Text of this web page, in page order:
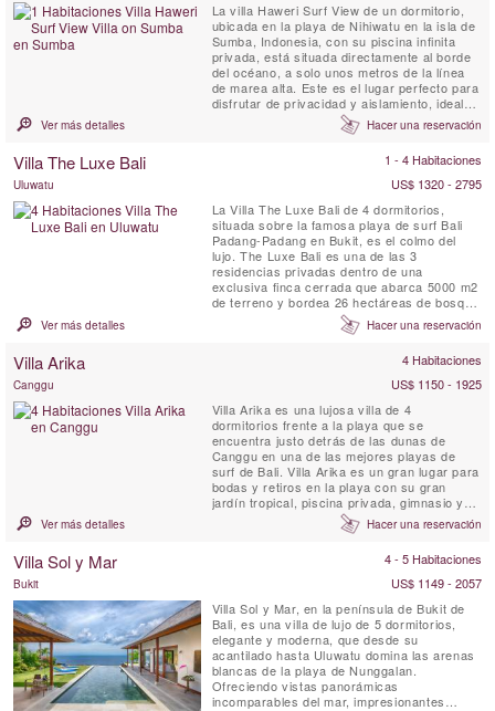
La villa Haweri Surf View de un dormitorio,
ubicada en la playa de Nihiwatu en la isla de
Sumba, Indonesia, con su piscina infinita
privada, está situada directamente al borde
del océano, a solo unos metros de la línea
de marea alta. Este es el lugar perfecto para
disfrutar de privacidad y aislamiento, ideal
para una escapada romántica o una luna de
miel. Desde aquí, tendrás una vista directa
Left", de los 2,5 km de arena blanca de ...
Ver más detalles Hacer una reservación
Villa The Luxe Bali 1 - 4 Habitaciones
Uluwatu
US$ 1320 - 2795
La Villa The Luxe Bali de 4 dormitorios,
situada sobre la famosa playa de surf Bali
Padang-Padang en Bukit, es el colmo del
lujo. The Luxe Bali es una de las 3
residencias privadas dentro de una
exclusiva finca cerrada que abarca 5000 m2
de terreno y bordea 26 hectáreas de bosque
virgen. Ubicada en lo alto de uno de los
mejores acantilados de Bali, la villa ofrece
de abajo, la costa de Kuta y Seminyak a lo
lejos y el majestuoso volcán ...
Ver más detalles Hacer una reservación
Villa Arika 4 Habitaciones
Canggu
US$ 1150 - 1925
Villa Arika es una lujosa villa de 4
dormitorios frente a la playa que se
encuentra justo detrás de las dunas de
Canggu en una de las mejores playas de
surf de Bali. Villa Arika es un gran lugar para
bodas y retiros en la playa con su gran
jardín tropical, piscina privada, gimnasio y
personal a tiempo completo. Esta lujosa villa
de playa ofrece vistas del Bukit de Bali al
terrazas de arroz y una serie de
promontorios, el más cercano de ...
Ver más detalles Hacer una reservación
Villa Sol y Mar 4 - 5 Habitaciones
Bukit
US$ 1149 - 2057
Villa Sol y Mar, en la península de Bukit de
Bali, es una villa de lujo de 5 dormitorios,
elegante y moderna, que desde su
acantilado hasta Uluwatu domina las arenas
blancas de la playa de Nunggalan.
Ofreciendo vistas panorámicas
incomparables del mar, impresionantes